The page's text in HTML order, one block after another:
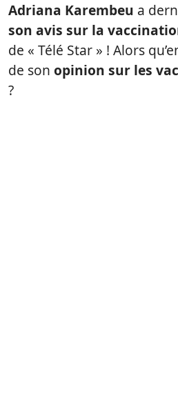
Adriana Karembeu a
son avis sur la
de « Télé Star » ! Alors
de son opinion sur les
?